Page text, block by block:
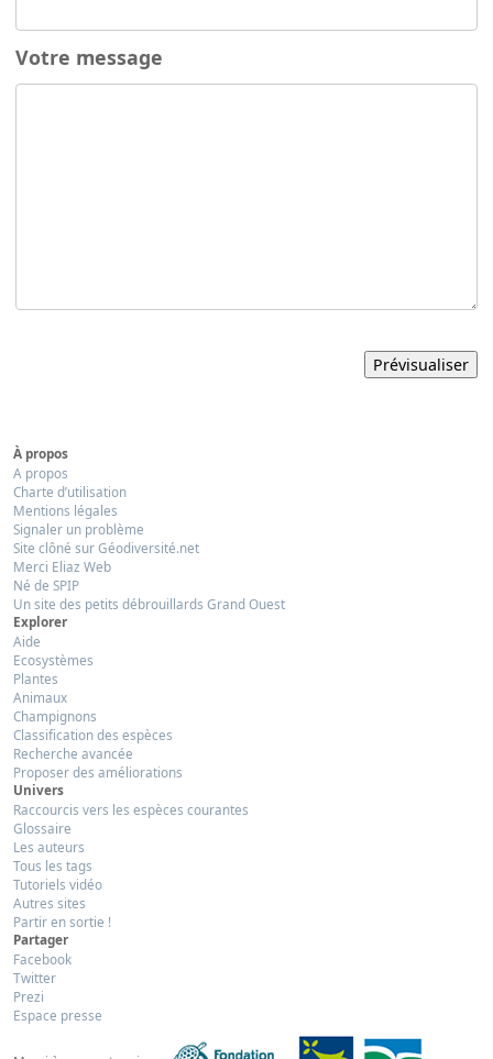
Votre message
À propos
A propos
Charte d’utilisation
Mentions légales
Signaler un problème
Site clôné sur Géodiversité.net
Merci Eliaz Web
Né de SPIP
Un site des petits débrouillards Grand Ouest
Explorer
Aide
Ecosystèmes
Plantes
Animaux
Champignons
Classification des espèces
Recherche avancée
Proposer des améliorations
Univers
Raccourcis vers les espèces courantes
Glossaire
Les auteurs
Tous les tags
Tutoriels vidéo
Autres sites
Partir en sortie !
Partager
Facebook
Twitter
Prezi
Espace presse